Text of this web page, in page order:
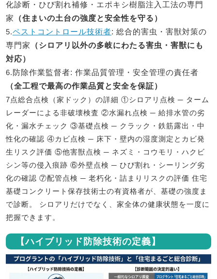
化診断・ひび割れ補修・エポキシ樹脂注入工法の専門
家
（住まいの土台の強度と安全性を守る）
5.ペストコントロール技術者: 総合的害虫・害獣対策の
専門家
（シロアリ以外の多岐にわたる害虫・害獣にも
対応）
6. 防除作業監督者: 作業品質管理・安全管理の責任者
（全工程で最高の作業品質と安全を保証）
7点総合点検（家ドック）の詳細 ①シロアリ点検 ─ ターム
レーダーによる非破壊検査 ②水漏れ点検 ─ 給排水管の劣
化・漏水チェック ③基礎点検 ─ クラック・鉄筋露出・中
性化の確認 ④カビ点検 ─ 床下・壁内の湿度測定とカビ発
生リスク評価 ⑤他害獣点検 ─ ネズミ・コウモリ・ハクビ
シン等の侵入痕跡 ⑥外壁点検 ─ ひび割れ・シーリング劣
化の確認 ⑦配管点検 ─ 老朽化・詰まりリスクの評価 住宅
基礎コンクリート保存技術士の有資格者が、基礎の強度ま
で診断。 シロアリだけでなく、家全体の健康状態を一度に
把握できます。
【ハイブリッド防除技術の定義】